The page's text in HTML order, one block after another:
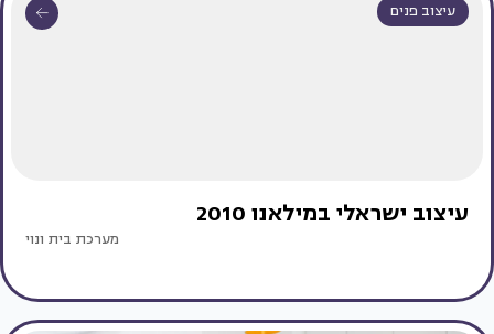
עיצוב פנים
עיצוב ישראלי במילאנו 2010
מערכת בית ונוי